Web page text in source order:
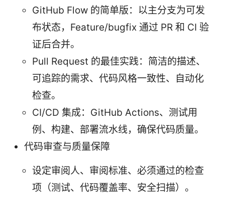
GitHub Flow 的简单版：以主分支为可发
布状态，Feature/bugfix 通过 PR 和 CI 验
证后合并。
Pull Request 的最佳实践：简洁的描述、
可追踪的需求、代码风格一致性、自动化
检查。
CI/CD 集成：GitHub Actions、测试用
例、构建、部署流水线，确保代码质量。
代码审查与质量保障
设定审阅人、审阅标准、必须通过的检查
项（测试、代码覆盖率、安全扫描）。